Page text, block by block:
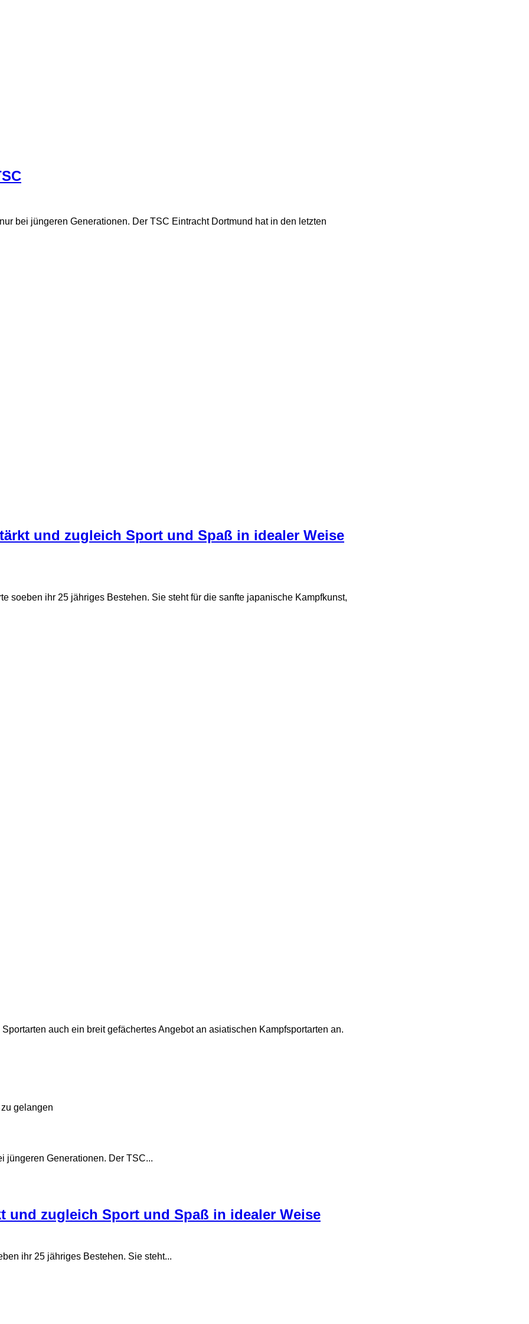
bei jüngeren Generationen. Der TSC Eintracht Dortmund hat in den letzten
und zugleich Sport und Spaß in idealer Weise
soeben ihr 25 jähriges Bestehen. Sie steht für die sanfte japanische Kampfkunst,
auch ein breit gefächertes Angebot an asiatischen Kampfsportarten an.
gelangen
jüngeren Generationen. Der TSC...
und zugleich Sport und Spaß in idealer Weise
ihr 25 jähriges Bestehen. Sie steht...